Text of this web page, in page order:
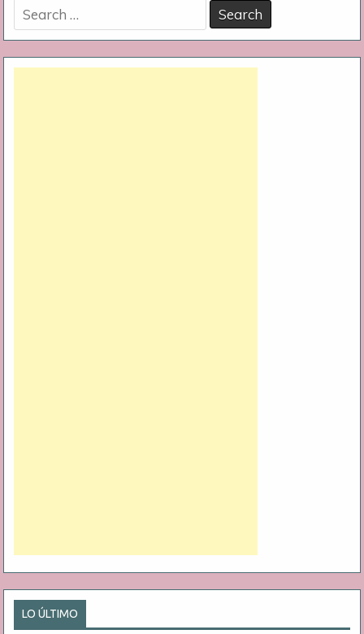
Search
for:
LO ÚLTIMO